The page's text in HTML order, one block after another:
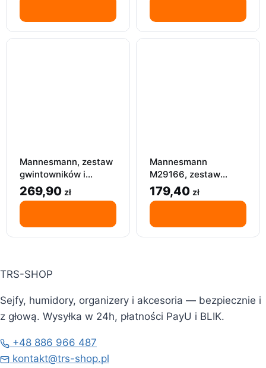
Mannesmann, zestaw
gwintowników i
narzynek 28 el
269,90 zł
Mannesmann
M29166, zestaw
bitów, grzechotka
179,40 zł
TRS-SHOP
Sejfy, humidory, organizery i akcesoria — bezpiecznie i
z głową. Wysyłka w 24h, płatności PayU i BLIK.
+48 886 966 487
kontakt@trs-shop.pl